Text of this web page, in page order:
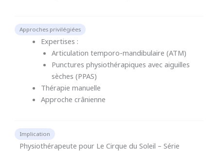
Approches privilégiées
Expertises :
Articulation temporo-mandibulaire (ATM)
Punctures physiothérapiques avec aiguilles
sèches (PPAS)
Thérapie manuelle
Approche crânienne
Implication
Physiothérapeute pour Le Cirque du Soleil – Série